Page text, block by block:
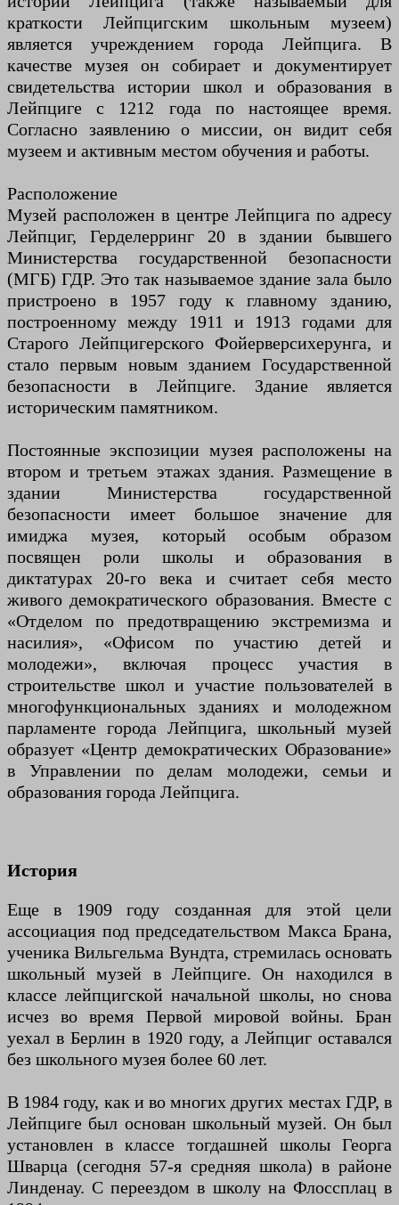
краткости Лейпцигским школьным музеем)
является учреждением города Лейпцига. В
качестве музея он собирает и документирует
свидетельства истории школ и образования в
Лейпциге с 1212 года по настоящее время.
Согласно заявлению о миссии, он видит себя
музеем и активным местом обучения и работы.
Расположение
Музей расположен в центре Лейпцига по адресу
Лейпциг, Герделерринг 20 в здании бывшего
Министерства государственной безопасности
(МГБ) ГДР. Это так называемое здание зала было
пристроено в 1957 году к главному зданию,
построенному между 1911 и 1913 годами для
Старого Лейпцигерского Фойерверсихерунга, и
стало первым новым зданием Государственной
безопасности в Лейпциге. Здание является
историческим памятником.
Постоянные экспозиции музея расположены на
втором и третьем этажах здания. Размещение в
здании Министерства государственной
безопасности имеет большое значение для
имиджа музея, который особым образом
посвящен роли школы и образования в
диктатурах 20-го века и считает себя место
живого демократического образования. Вместе с
«Отделом по предотвращению экстремизма и
насилия», «Офисом по участию детей и
молодежи», включая процесс участия в
строительстве школ и участие пользователей в
многофункциональных зданиях и молодежном
парламенте города Лейпцига, школьный музей
образует «Центр демократических Образование»
в Управлении по делам молодежи, семьи и
образования города Лейпцига.
История
Еще в 1909 году созданная для этой цели
ассоциация под председательством Макса Брана,
ученика Вильгельма Вундта, стремилась основать
школьный музей в Лейпциге. Он находился в
классе лейпцигской начальной школы, но снова
исчез во время Первой мировой войны. Бран
уехал в Берлин в 1920 году, а Лейпциг оставался
без школьного музея более 60 лет.
В 1984 году, как и во многих других местах ГДР, в
Лейпциге был основан школьный музей. Он был
установлен в классе тогдашней школы Георга
Шварца (сегодня 57-я средняя школа) в районе
Линденау. С переездом в школу на Флоссплац в